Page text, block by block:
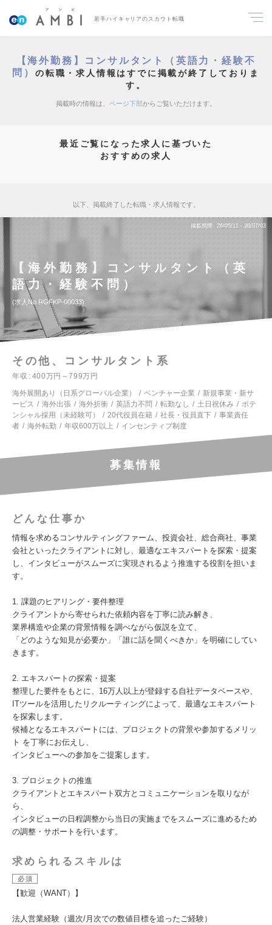
若手ハイキャリアのスカウト転職
【海外勤務】コンサルタント（英語力・経験不
問） の転職・求人情報はすでに掲載が終了しておりま
す。
掲載時の情報は、 ページ下部からご覧いただけます。
最近ご覧になった求人に基づいた
おすすめの求人
以下、掲載終了した転職・求人情報です。
掲載期間 26/05/11～26/07/03
【海外勤務】コンサルタント（英
語力・経験不問）
求人No.RGFKP-00033
その他、コンサルタント系
年収
400万円～799万円
海外展開あり（日系グローバル企業）
ベンチャー企業
新規事業・新サ
ービス
海外出張 海外折衝 英語力不問 転勤なし 土日祝休み
ポテ
ンシャル採用（未経験可）
20代役員在籍 社長・役員直下
事業責任
者
海外転勤 年収600万以上 インセンティブ制度
募集情報
どんな仕事か
情報を求めるコンサルティングファーム、投資会社、総合商社、事業
会社といったクライアントに対し、最適なエキスパートを探索・提案
し、インタビューがスムーズに実現されるよう推進する役割を担いま
す。
1. 課題のヒアリング・要件整理
クライアントから寄せられた依頼内容を丁寧に読み解き、
業界構造や企業の背景情報を調べながら仮説を立て、
「どのような知見が必要か」「誰に話を聞くべきか」を明確にしてい
きます。
2. エキスパートの探索・提案
整理した要件をもとに、16万人以上が登録する自社データベースや、
ITツールを活用したリクルーティングによって、最適なエキスパート
を探索します。
候補となるエキスパートには、プロジェクトの背景や参加するメリッ
ト を丁寧にお伝えし、
インタビューへの参加をご提案します。
3. プロジェクトの推進
クライアントとエキスパート双方とコミュニケーションを取りなが
ら、
インタビューの日程調整から当日の実施までをスムーズに進めるため
の調整・サポートを行います。
求められるスキルは
必須
【歓迎（WANT）】
法人営業経験（週次/月次での数値目標を追ったご経験）